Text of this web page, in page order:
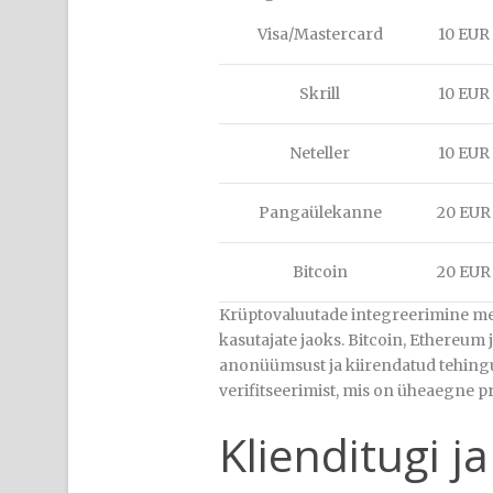
Visa/Mastercard 10 EUR
Skrill 10 EUR
Neteller 10 EUR
Pangaülekanne 20 EUR
Bitcoin 20 EUR
Krüptovaluutade integreerimine
kasutajate jaoks. Bitcoin,
anonüümsust ja kiirendatud
verifitseerimist, mis on üheaegne
Klienditugi